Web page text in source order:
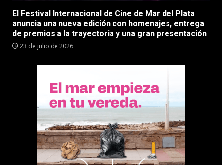
El Festival Internacional de Cine de Mar del Plata
anuncia una nueva edición con homenajes, entrega
de premios a la trayectoria y una gran presentación
23 de julio de 2026